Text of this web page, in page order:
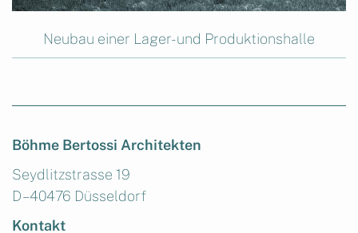
Neubau einer Lager- und Produktionshalle
Böhme Bertossi Architekten
Seydlitzstrasse 19
D – 40476 Düsseldorf
Kontakt